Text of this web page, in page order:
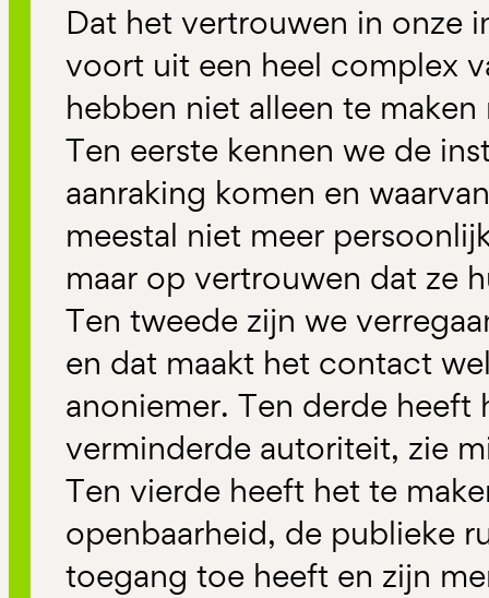
Dat het vertrouwen in onze
voort uit een heel complex
hebben niet alleen te
Ten eerste kennen we de
aanraking komen en
meestal niet meer
maar op vertrouwen dat ze
Ten tweede zijn we
en dat maakt het contact
anoniemer. Ten derde heeft
verminderde autoriteit, zie
Ten vierde heeft het te
openbaarheid, de publieke
toegang toe heeft en zijn